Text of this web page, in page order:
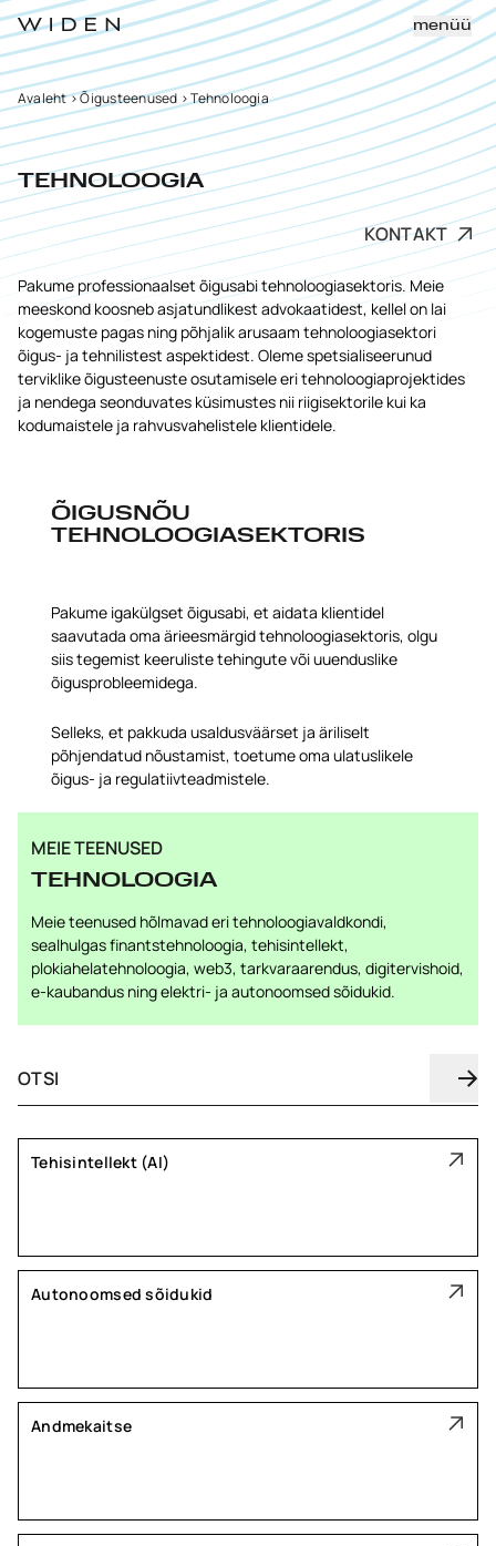
menüü
Avaleht>Õigusteenused >Tehnoloogia
TEHNOLOOGIA
KONTAKT
Pakume professionaalset õigusabi tehnoloogiasektoris. Meie
meeskond koosneb asjatundlikest advokaatidest, kellel on lai
kogemuste pagas ning põhjalik arusaam tehnoloogiasektori
õigus- ja tehnilistest aspektidest. Oleme spetsialiseerunud
terviklike õigusteenuste osutamisele eri tehnoloogiaprojektides
ja nendega seonduvates küsimustes nii riigisektorile kui ka
kodumaistele ja rahvusvahelistele klientidele.
ÕIGUSNÕU
TEHNOLOOGIASEKTORIS
Pakume igakülgset õigusabi, et aidata klientidel
saavutada oma ärieesmärgid tehnoloogiasektoris, olgu
siis tegemist keeruliste tehingute või uuenduslike
õigusprobleemidega.
Selleks, et pakkuda usaldusväärset ja äriliselt
põhjendatud nõustamist, toetume oma ulatuslikele
õigus- ja regulatiivteadmistele.
MEIE TEENUSED
TEHNOLOOGIA
Meie teenused hõlmavad eri tehnoloogiavaldkondi,
sealhulgas finantstehnoloogia, tehisintellekt,
plokiahelatehnoloogia, web3, tarkvaraarendus, digitervishoid,
e-kaubandus ning elektri- ja autonoomsed sõidukid.
Tehisintellekt (AI)
Autonoomsed sõidukid
Andmekaitse